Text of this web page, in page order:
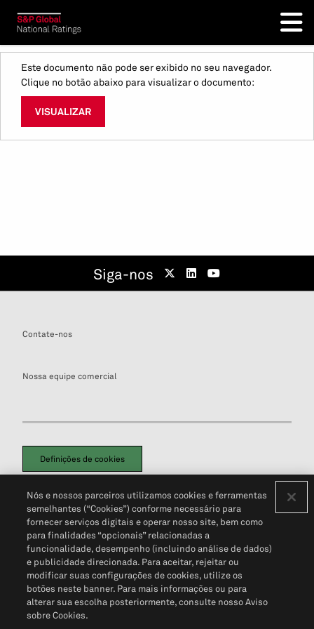
Este documento não pode ser exibido no seu navegador.
Clique no botão abaixo para visualizar o documento:
VISUALIZAR
Siga-nos
Contate-nos
Nossa equipe comercial
Definições de cookies
Política de PrivacidadePortal de privacidade do cliente (em inglês)
Não Venda Minhas Informações Pessoais© 2026 S&P Global
Nós e nossos parceiros utilizamos cookies e ferramentas
semelhantes (“Cookies”) conforme necessário para
fornecer serviços digitais e operar nosso site, bem como
para finalidades “opcionais” relacionadas a
funcionalidade, desempenho (incluindo análise de dados)
e publicidade direcionada. Para aceitar, rejeitar ou
modificar suas configurações de cookies, utilize os
botões neste banner. Para mais informações ou para
alterar sua escolha posteriormente, consulte nosso Aviso
sobre Cookies.